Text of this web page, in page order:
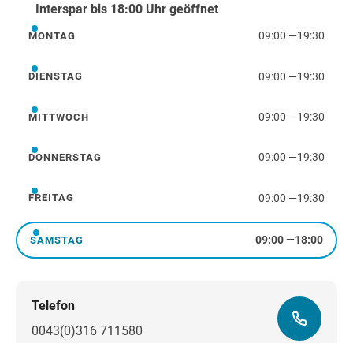
Interspar bis 18:00 Uhr geöffnet
Montag
MONTAG 09:00 —19:30
Dienstag
DIENSTAG 09:00 —19:30
Mittwoch
MITTWOCH 09:00 —19:30
Donnerstag
DONNERSTAG 09:00 —19:30
Freitag
FREITAG 09:00 —19:30
Samstag
SAMSTAG 09:00—18:00
Telefon
0043(0)316 711580